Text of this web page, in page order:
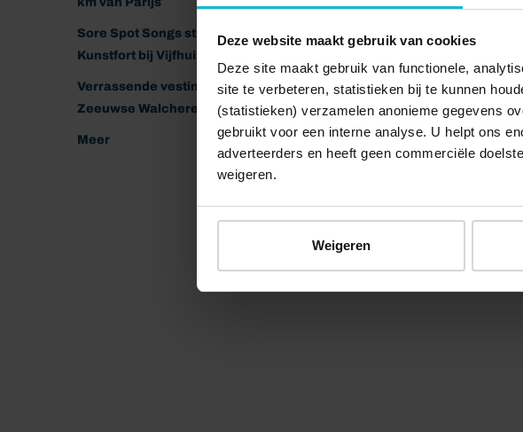
Deze website maakt gebruik van cookies
Deze site maakt gebruik van functionele,
site te verbeteren, statistieken bij te kunnen
(statistieken) verzamelen anonieme gegevens
gebruikt voor een interne analyse. U helpt ons
adverteerders en heeft geen commerciële
weigeren.
Weigeren
Sore Spot Songs strijkt neer op het
Kunstfort bij Vijfhuizen
Verrassende vestingen van het
Zeeuwse Walcheren
Meer
© 2026 Stichting Forten Nederland Over ons Doneer nu